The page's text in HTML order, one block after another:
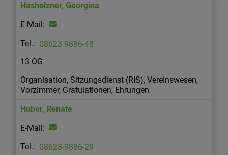
Hasholzner, Georgina
08623 9886-48
13 OG
Organisation, Sitzungsdienst (RIS), Vereinswesen,
Vorzimmer, Gratulationen, Ehrungen
Huber, Renate
08623-9886-29